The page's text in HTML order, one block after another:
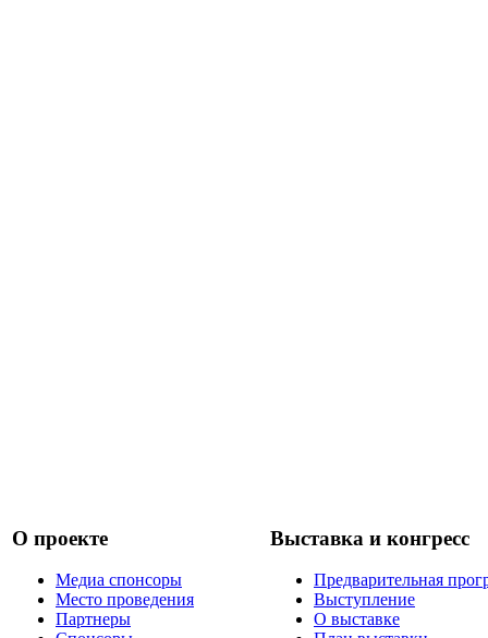
О проекте
Медиа спонсоры
Место проведения
Партнеры
Выставка и конгресс
Предварительная
Выступление
О выставке